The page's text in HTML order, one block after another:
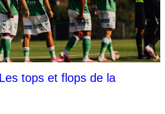
tops et flops de la